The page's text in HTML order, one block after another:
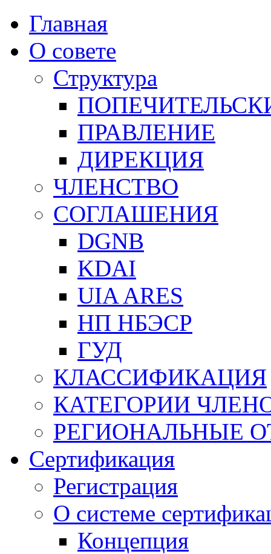
Главная
О совете
Структура
ПРАВЛЕНИЕ
ДИРЕКЦИЯ
ЧЛЕНСТВО
СОГЛАШЕНИЯ
DGNB
KDAI
UIA ARES
НП НБЭСР
ГУД
КЛАССИФИКАЦИЯ
КАТЕГОРИИ
РЕГИОНАЛЬНЫЕ
Сертификация
Регистрация
О системе
Концепция